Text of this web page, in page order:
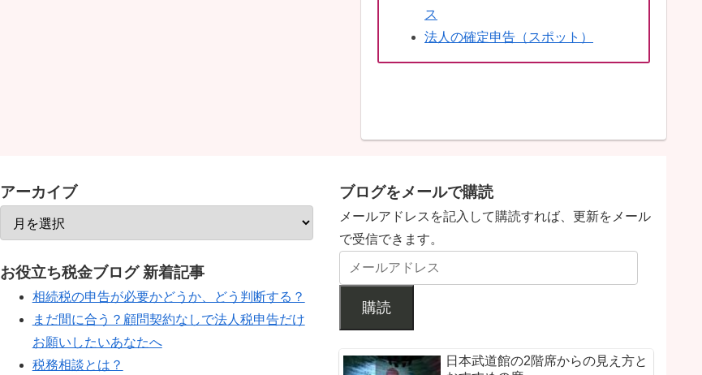
ス
法人の確定申告（スポット）
アーカイブ
お役立ち税金ブログ 新着記事
相続税の申告が必要かどうか、どう判断する？
まだ間に合う？顧問契約なしで法人税申告だけ
お願いしたいあなたへ
税務相談とは？
ブログをメールで購読
メールアドレスを記入して購読すれば、更新をメール
で受信できます。
購読
日本武道館の2階席からの見え方と